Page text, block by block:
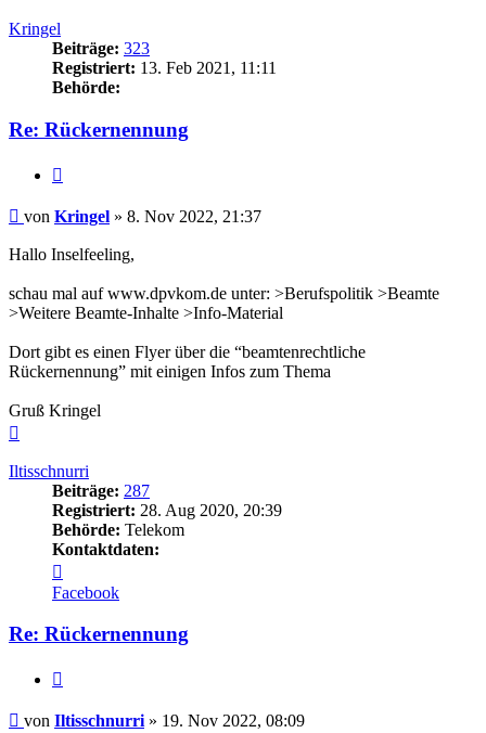
Kringel
Beiträge: 323
Registriert: 13. Feb 2021, 11:11
Behörde:
Re: Rückernennung
Beitrag
von Kringel » 8. Nov 2022, 21:37
Hallo Inselfeeling,
schau mal auf www.dpvkom.de unter: >Berufspolitik >Beamte
>Weitere Beamte-Inhalte >Info-Material
Dort gibt es einen Flyer über die “beamtenrechtliche
Rückernennung” mit einigen Infos zum Thema
Gruß Kringel
Iltisschnurri
Beiträge: 287
Registriert: 28. Aug 2020, 20:39
Behörde: Telekom
Kontaktdaten:
von
Iltisschnurri
Facebook
Re: Rückernennung
Beitrag
von Iltisschnurri » 19. Nov 2022, 08:09